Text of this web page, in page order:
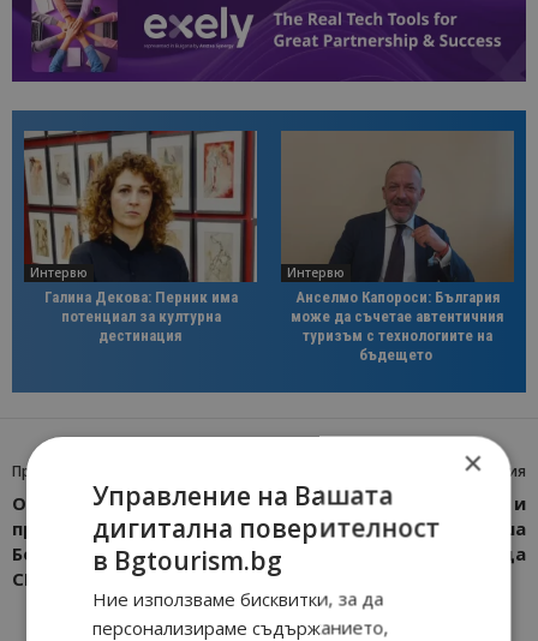
Интервю
Галина Декова: Перник има
потенциал за културна
дестинация
Интервю
Анселмо Капороси: България
може да съчетае автентичния
туризъм с технологиите на
бъдещето
Предишна статия
Огромен интерес към
презентациите на
Бохемия на “Ваканция и
СПА Експо”
Следваща статия
Много адреналин и
силни емоции на Витоша
през уикенда
×
Управление на Вашата
дигитална поверителност
в Bgtourism.bg
Ние използваме бисквитки, за да
персонализираме съдържанието,